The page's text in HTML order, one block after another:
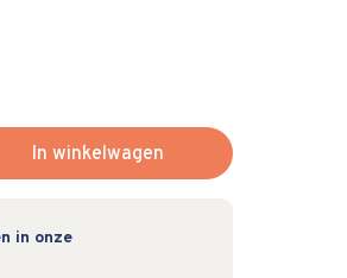
In winkelwagen
in onze